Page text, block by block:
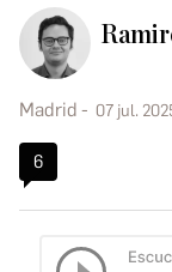
Madrid 07 jul.
6